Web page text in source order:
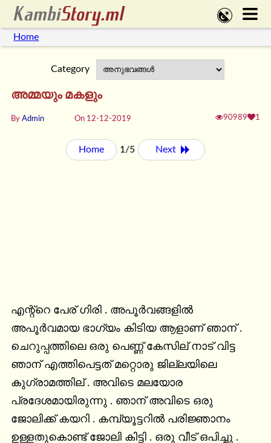
Home
Category
അമ്മയും മകളും
By Admin On 12-12-2019 90989 1
Home 1/5 Next
എന്റ്റെ പേര് ഗിരി . അപൂർവങ്ങളിൽ
അപൂർവമായ ഭാഗ്യം കിടിയ ആളാണ് ഞാന് .
ചെറുപ്പത്തിലെ ഒരു പെണ്ണ് കേസില് നാട് വിട്ട
ഞാന് എത്തിപെട്ടത് മറ്റൊരു ജില്ലയിലെ
കുഗ്രാമത്തില് . അവിടെ മലയോര
പ്രദേശമായിരുന്നു . ഞാന് അവിടെ ഒരു
ജോലിക്ക് കയറി . കമ്പ്യൂട്ടറിൽ പരിജ്ഞാനം
ഉള്ളതുകൊണ്ട് ജോലി കിട്ടി . ഒരു വീട് ഒപിച്ചു .